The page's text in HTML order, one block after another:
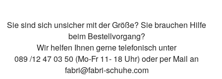
können
der
Produktseite
gewählt
Optionen
können
auf
der
Produktseite
Optionen
auf
der
Sie sind sich unsicher mit der Größe? Sie brauchen Hilfe
beim Bestellvorgang?
Wir helfen Ihnen gerne telefonisch unter
089 /12 47 03 50 (Mo-Fr 11- 18 Uhr) oder per Mail an
fabri@fabri-schuhe.com